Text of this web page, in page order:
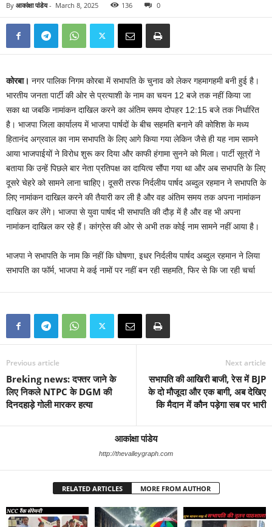
By आकांक्षा पांडेय- March 8, 2025 136 0
कोरबा। नगर पालिक निगम कोरबा में सभापति के चुनाव को लेकर गहमागहमी बनी हुई है।
भारतीय जनता पार्टी की ओर से प्रत्याशी के नाम का चयन 12 बजे तक नहीं किया जा
सका था जबकि नामांकन दाखिल करने का अंतिम समय दोपहर 12:15 बजे तक निर्धारित
है। भाजपा जिला कार्यालय में भाजपा पार्षदों के बीच सहमति बनाने की कोशिश के मध्य
हितानंद अग्रवाल का नाम सभापति के लिए आगे किया गया लेकिन जैसे ही यह नाम सामने
आया भाजपाईयों ने विरोध शुरू कर दिया और काफी हंगामा सुनने को मिला। पार्टी सूत्रों ने
बताया कि उन्हें पिछले बार नेता प्रतिपक्ष का दायित्व सौंपा गया था और अब सभापति के लिए
दूसरे चेहरे को सामने लाना चाहिए। दूसरी तरफ निर्दलीय पार्षद अब्दुल रहमान ने सभापति के
लिए नामांकन दाखिल करने की तैयारी कर ली है और वह अंतिम समय तक अपना नामांकन
दाखिल कर लेंगे। भाजपा से युवा पार्षद भी सभापति की दौड़ में है और वह भी अपना
नामांकन दाखिल कर रहे हैं। कांग्रेस की ओर से अभी तक कोई नाम सामने नहीं आया है।
भाजपा ने सभापति के नाम कि नहीं कि घोषणा, इधर निर्दलीय पार्षद अब्दुल रहमान ने लिया
सभापति का फॉर्म, भाजपा मे कई नामों पर नहीं बन रही सहमति, फिर से कि जा रही चर्चा
Previous article
Breking news: दफ्तर जाने के
लिए निकले NTPC के DGM की
दिनदहाड़े गोली मारकर हत्या
Next article
सभापति की आखिरी बाजी, रेस में BJP
के दो मौजूदा और एक बागी, अब देखिए
कि मैदान में कौन पड़ेगा सब पर भारी
आकांक्षा पांडेय
http://thevalleygraph.com
RELATED ARTICLES MORE FROM AUTHOR